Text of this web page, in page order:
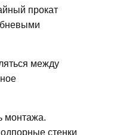
прокат
между
монтажа.
стенки